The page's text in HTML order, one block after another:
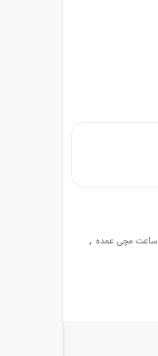
ساعت مچی عمده ,